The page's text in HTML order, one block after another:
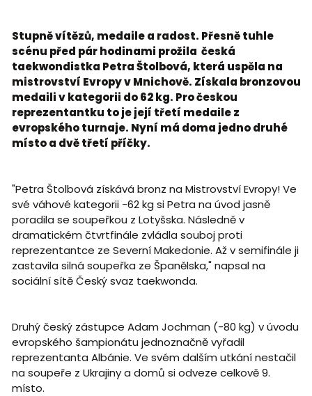
Stupně vítězů, medaile a radost. Přesně tuhle
scénu před pár hodinami prožila česká
taekwondistka Petra Štolbová, která uspěla na
mistrovství Evropy v Mnichově. Získala bronzovou
medaili v kategorii do 62 kg. Pro českou
reprezentantku to je její třetí medaile z
evropského turnaje. Nyní má doma jedno druhé
místo a dvě třetí příčky.
"Petra Štolbová získává bronz na Mistrovství Evropy! Ve
své váhové kategorii -62 kg si Petra na úvod jasně
poradila se soupeřkou z Lotyšska. Následně v
dramatickém čtvrtfinále zvládla souboj proti
reprezentantce ze Severní Makedonie. Až v semifinále ji
zastavila silná soupeřka ze Španělska," napsal na
sociální sítě Český svaz taekwonda.
Druhý český zástupce Adam Jochman (-80 kg) v úvodu
evropského šampionátu jednoznačně vyřadil
reprezentanta Albánie. Ve svém dalším utkání nestačil
na soupeře z Ukrajiny a domů si odveze celkově 9.
místo.